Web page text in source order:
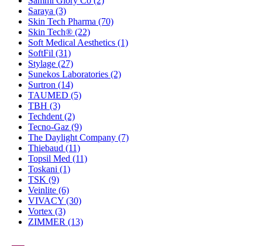
Saraya (3)
Skin Tech Pharma (70)
Skin Tech® (22)
Soft Medical Aesthetics (1)
SoftFil (31)
Stylage (27)
Sunekos Laboratories (2)
Surtron (14)
TAUMED (5)
TBH (3)
Techdent (2)
Tecno-Gaz (9)
The Daylight Company (7)
Thiebaud (11)
Topsil Med (11)
Toskani (1)
TSK (9)
Veinlite (6)
VIVACY (30)
Vortex (3)
ZIMMER (13)